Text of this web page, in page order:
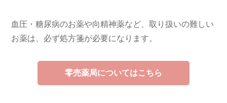
血圧・糖尿病のお薬や向精神薬など、取り扱いの難しい
お薬は、必ず処方箋が必要になります。
零売薬局についてはこちら